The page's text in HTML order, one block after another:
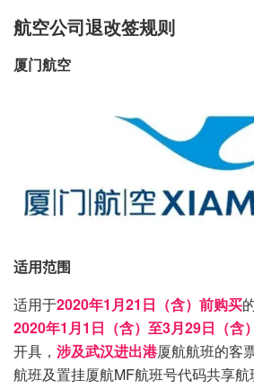
航空公司退改签规则
厦门航空
适用范围
适用于2020年1月21日（含）前购买
2020年1月1日（含）至3月29日（含）
开具， 涉及武汉进出港厦航航班的客
航班及置挂厦航MF航班号代码共享航